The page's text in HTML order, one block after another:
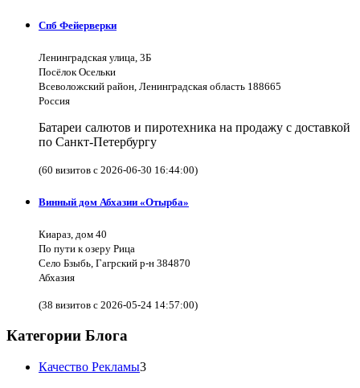
Спб Фейерверки
Ленинградская улица, 3Б
Посёлок Осельки
Всеволожский район, Ленинградская область 188665
Россия
Батареи салютов и пиротехника на продажу с доставкой
по Санкт-Петербургу
(60 визитов с 2026-06-30 16:44:00)
Винный дом Абхазии «Отырба»
Киараз, дом 40
По пути к озеру Рица
Село Бзыбь, Гагрский р-н 384870
Абхазия
(38 визитов с 2026-05-24 14:57:00)
Категории Блога
Качество Рекламы3